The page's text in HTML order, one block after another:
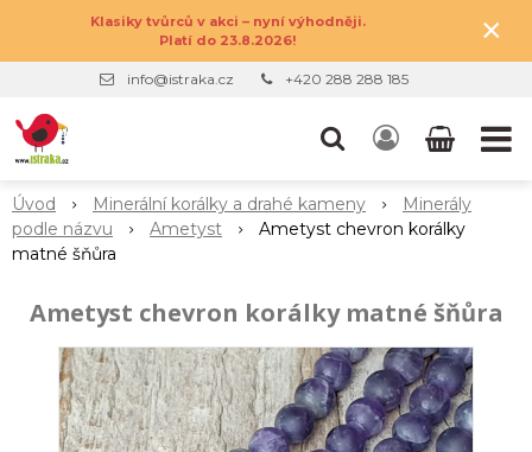
Klasiky tvůrců v akci – nyní výhodněji.
Platí do 23.8.2026!
×
info@istraka.cz +420 288 288 185
Úvod Minerální korálky a drahé kameny
Minerály
podle názvu
Ametyst
Ametyst chevron korálky
matné šňůra
Ametyst chevron korálky matné šňůra